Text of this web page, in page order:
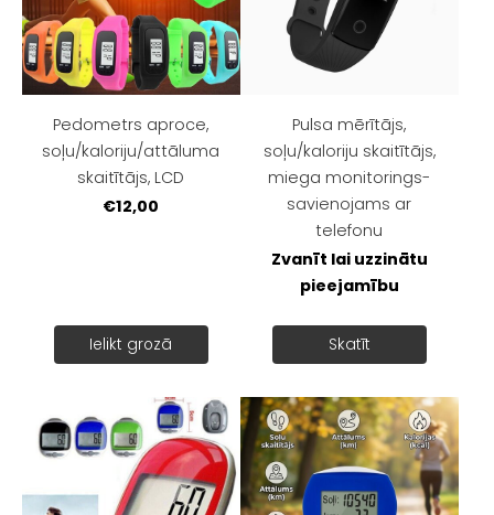
Pedometrs aproce,
soļu/kaloriju/attāluma
skaitītājs, LCD
€12,00
Ielikt grozā
Pulsa mērītājs,
soļu/kaloriju skaitītājs,
miega monitorings-
savienojams ar
telefonu
Zvanīt lai uzzinātu
pieejamību
Skatīt